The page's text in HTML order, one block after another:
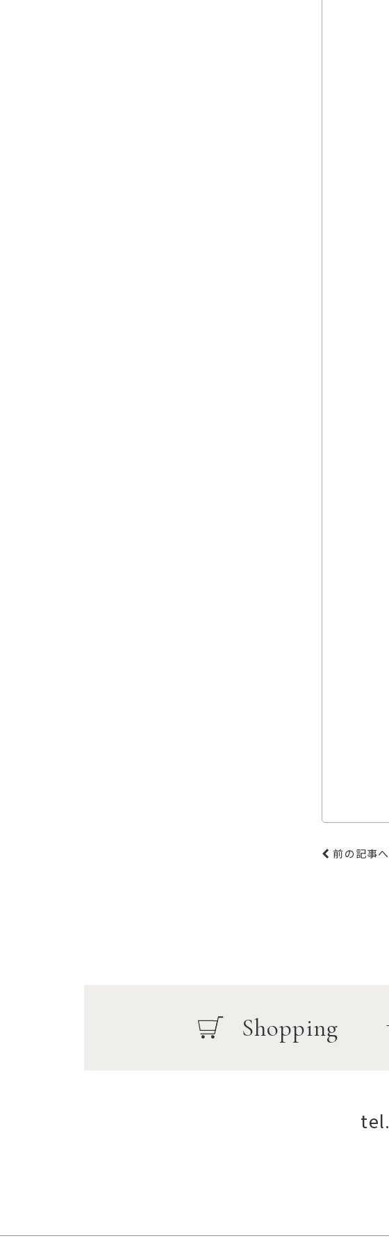
前の記事へ
Shopping
tel.